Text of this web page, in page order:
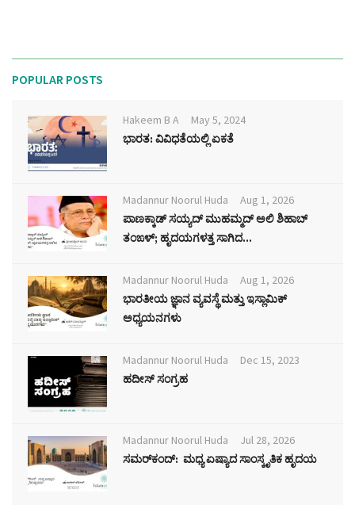
POPULAR POSTS
Hakeem B A
May 5, 2024
ಭಾರತ: ವಿವಿಧತೆಯಲ್ಲಿ ಏಕತೆ
Madannur Noorul Huda
Aug 1, 2026
ಪಾಣಕ್ಕಾಡ್ ಸಯ್ಯದ್ ಮುಹಮ್ಮದ್ ಅಲಿ ಶಿಹಾಬ್
ತಂಙಳ್; ಹೃದಯಗಳತ್ತ ಸಾಗಿದ...
Madannur Noorul Huda
Aug 1, 2026
ಭಾರತೀಯ ಜ್ಞಾನ ವ್ಯವಸ್ಥೆ ಮತ್ತು ಇಸ್ಲಾಮಿಕ್
ಅಧ್ಯಯನಗಳು
Madannur Noorul Huda
Dec 15, 2023
ಹದೀಸ್ ಸಂಗ್ರಹ
Madannur Noorul Huda
Jul 28, 2026
ಸಮರ್‌ಕಂದ್: ಮಧ್ಯ ಏಷ್ಯಾದ ಸಾಂಸ್ಕೃತಿಕ ಹೃದಯ